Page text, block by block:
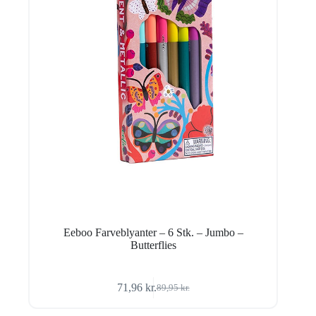
Eeboo Farveblyanter – 6 Stk. – Jumbo –
Butterflies
89,95kr.
Den
71,96 kr.Den